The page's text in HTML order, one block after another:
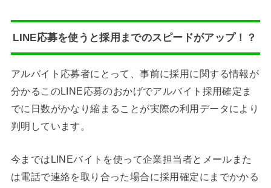
LINE応募を使うと採用までのスピードがアップ！？
アルバイト応募者にとって、事前に採用に関する情報が
分かるこのLINE応募のおかげでアルバイト採用確定ま
でに日数がかなり縮まることが実際の利用データにより
判明しています。
今まではLINEバイトを使って企業担当者とメールまた
は電話で連絡を取り合った場合に採用確定にまでかかる